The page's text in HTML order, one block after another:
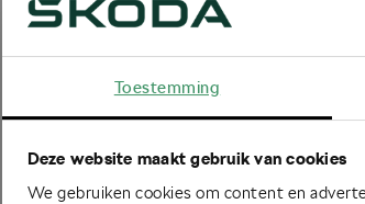
Toestemming
Deze website maakt gebruik van cookies
We gebruiken cookies om content en
Something went